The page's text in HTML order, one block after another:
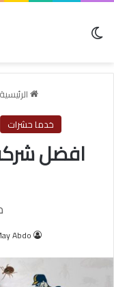
الرئيسية
خدما حشرات
افضل
Abdo